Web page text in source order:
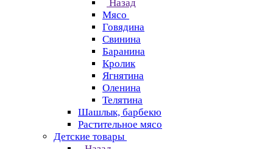
Назад
Мясо
Говядина
Свинина
Баранина
Кролик
Ягнятина
Оленина
Телятина
Шашлык, барбекю
Растительное мясо
Детские товары